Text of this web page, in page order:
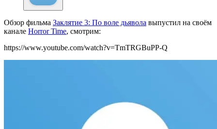
Обзор фильма Заклятие 3: По воле дьявола выпустил на своём
канале Horror Time, смотрим:
https://www.youtube.com/watch?v=TmTRGBuPP-Q